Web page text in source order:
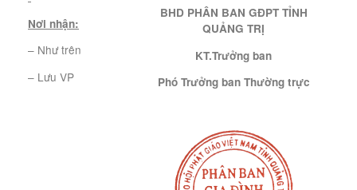
Nơi nhận:
– Như trên
– Lưu VP
BHD PHÂN BAN GĐPT TỈNH
QUẢNG TRỊ
KT.Trưởng ban
Phó Trưởng ban Thường trực